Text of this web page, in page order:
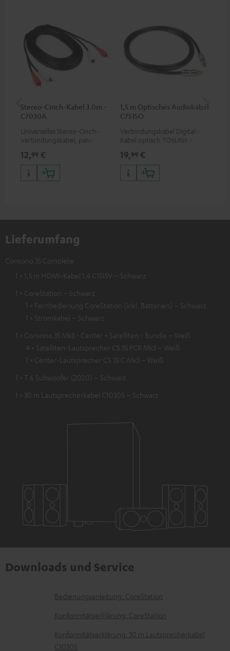
Stereo-Cinch-Kabel 3.0m -
C7030A
Universelles Stereo-Cinch-
Verbindungskabel, passend
Buchsen
12,99 €
1,5 m Optisches Audiokabel
C7515O
Verbindungskabel Digital-
Kabel optisch TOSLINK / 3,5-
19,99 €
Lieferumfang
Consono 35 Complete
1 × 1,5 m HDMI-Kabel 1.4 C1515V – Schwarz
1 × CoreStation – Schwarz
1 × Fernbedienung CoreStation (inkl. Batterien) – Schwarz
1 × Stromkabel – Schwarz
1 × Consono 35 Mk3 - Center + Satelliten - Bundle – Weiß
4 × Satelliten-Lautsprecher CS 35 FCR Mk3 – Weiß
1 × Center-Lautsprecher CS 35 C Mk3 – Weiß
1 × T 6 Subwoofer (2020) – Schwarz
1 × 30 m Lautsprecherkabel C1030S – Schwarz
Downloads und Service
D
o
u
Bedienungsanleitung: CoreStation
Konformitätserklärung: CoreStation
Konformitätserklärung: 30 m Lautsprecherkabel
C1030S